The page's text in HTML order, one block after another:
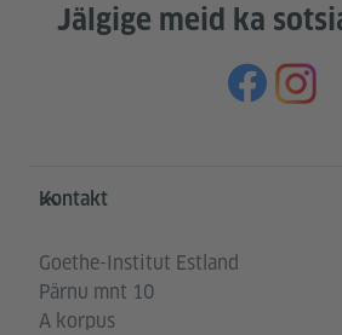
Jälgige meid ka
Service- und
Kontakt
Goethe-Institut Estland
Pärnu mnt 10
A korpus